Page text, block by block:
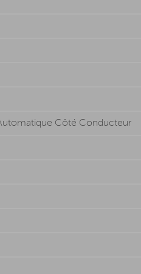
Côté Conducteur